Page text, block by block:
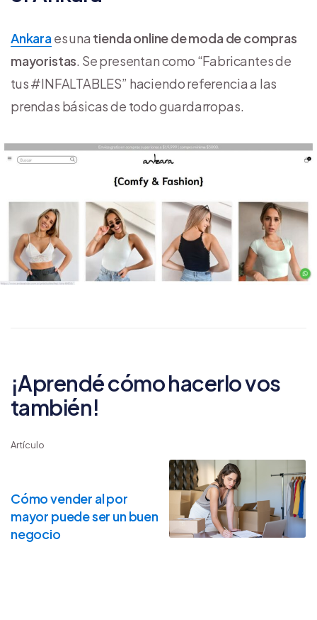
Ankaraes una tienda online de moda de compras
mayoristas. Se presentan como “Fabricantes de
tus #INFALTABLES” haciendo referencia a las
prendas básicas de todo guardarropas.
¡Aprendé cómo hacerlo vos
también!
Artículo
Cómo vender al por
mayor puede ser un buen
negocio